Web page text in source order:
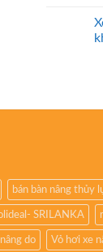
bán bàn nâng thủy
SRILANKA
do Vỏ hơi xe